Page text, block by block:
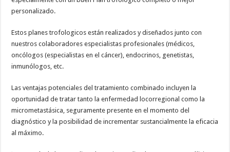
personalizado.
Estos planes trofologicos están realizados y diseñados junto con
nuestros colaboradores especialistas profesionales (médicos,
oncólogos (especialistas en el cáncer), endocrinos, genetistas,
inmunólogos, etc.
Las ventajas potenciales del tratamiento combinado incluyen la
oportunidad de tratar tanto la enfermedad locorregional como la
micrometastásica, seguramente presente en el momento del
diagnóstico y la posibilidad de incrementar sustancialmente la eficacia
al máximo.